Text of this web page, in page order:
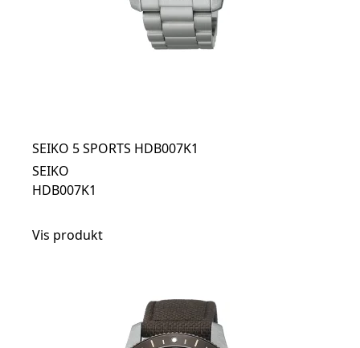
SEIKO 5 SPORTS HDB007K1
SEIKO
HDB007K1
Vis produkt